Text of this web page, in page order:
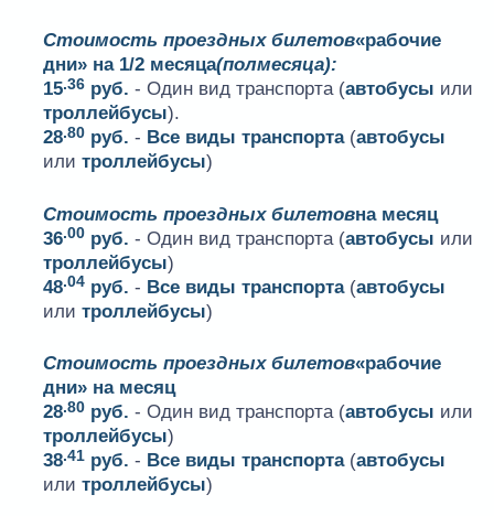
Стоимость проездных билетов«рабочие
дни» на 1/2 месяца(полмесяца):
15.36 руб. - Один вид транспорта (автобусы или
троллейбусы).
28.80 руб. - Все виды транспорта(автобусы
илитроллейбусы)
Стоимость проездных билетовна месяц
36.00 руб. - Один вид транспорта (автобусы или
троллейбусы)
48.04 руб. - Все виды транспорта(автобусы
илитроллейбусы)
Стоимость проездных билетов«рабочие
дни» на месяц
28.80 руб. - Один вид транспорта (автобусы или
троллейбусы)
38.41 руб. - Все виды транспорта(автобусы
илитроллейбусы)